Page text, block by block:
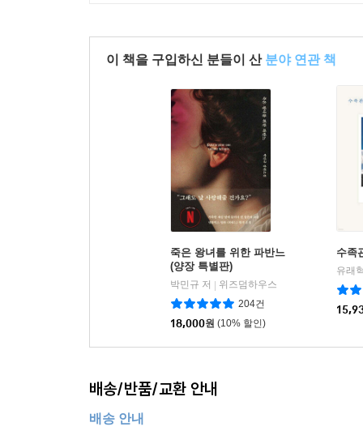
이 책을 구입하신 분들이 산 분야 연관 책
죽은 왕녀를 위한 파반느
(양장 특별판)
박민규 저
위즈덤하우스
204건
18,000원 (10% 할인)
수족
유래
배송/반품/교환 안내
배송 안내